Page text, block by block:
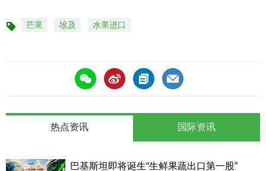
标 芒果 埃及 水果进口
热点资讯
巴基斯坦即将诞生“生鲜果蔬出口第一股”
国际资讯